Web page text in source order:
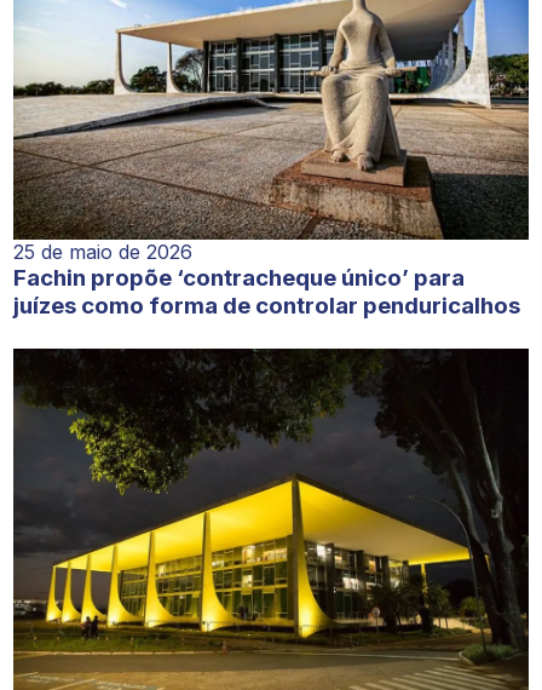
25 de maio de 2026
Fachin propõe ‘contracheque único’ para
juízes como forma de controlar penduricalhos